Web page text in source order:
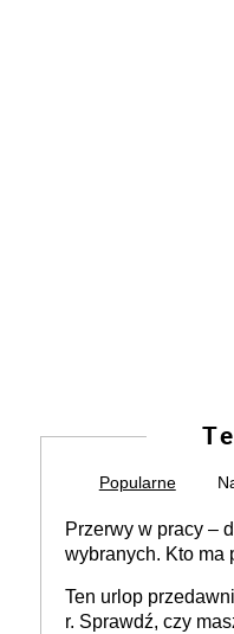
Popularne
Przerwy w pracy –
wybranych. Kto ma
Ten urlop
r. Sprawdź, czy